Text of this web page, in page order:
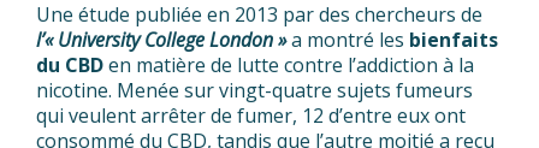
Une étude publiée en 2013 par des chercheurs de
l’« University College London »a montré les bienfaits
du CBDen matière de lutte contre l’addiction à la
nicotine. Menée sur vingt-quatre sujets fumeurs
qui veulent arrêter de fumer, 12 d’entre eux ont
consommé du CBD, tandis que l’autre moitié a reçu